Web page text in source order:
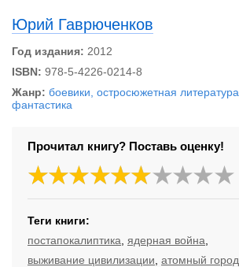
Юрий Гаврюченков
Год издания: 2012
ISBN: 978-5-4226-0214-8
Жанр: боевики, остросюжетная литература
фантастика
Прочитал книгу? Поставь оценку!
Теги книги:
постапокалиптика
ядерная война
выживание цивилизации атомный город